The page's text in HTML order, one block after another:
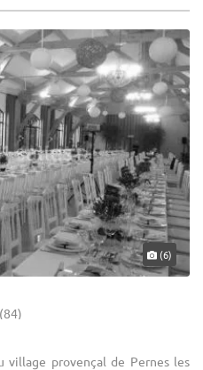
(6)
village provençal de Pernes les